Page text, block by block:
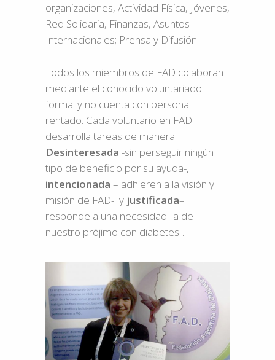
organizaciones, Actividad Física, Jóvenes,
Red Solidaria, Finanzas, Asuntos
Internacionales; Prensa y Difusión.
Todos los miembros de FAD colaboran
mediante el conocido voluntariado
formal y no cuenta con personal
rentado. Cada voluntario en FAD
desarrolla tareas de manera:
Desinteresada -sin perseguir ningún
tipo de beneficio por su ayuda-,
intencionada – adhieren a la visión y
misión de FAD- y justificada–
responde a una necesidad: la de
nuestro prójimo con diabetes-.